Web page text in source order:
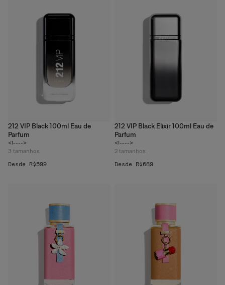
212 VIP Black 100ml Eau de
Parfum
<!---->
3 tamanhos
Desde R$599
212 VIP Black Elixir 100ml Eau de
Parfum
<!---->
2 tamanhos
Desde R$689